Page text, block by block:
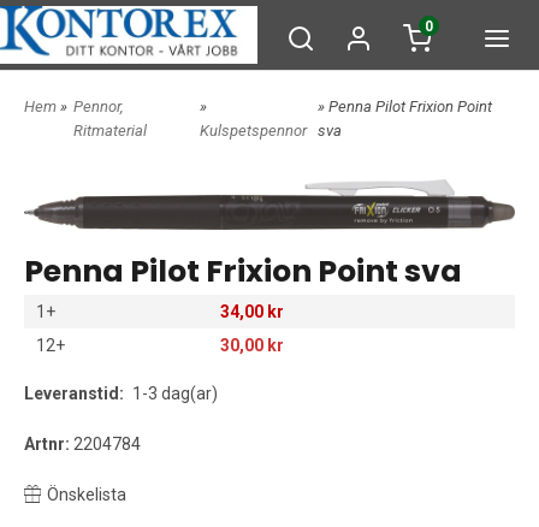
0
Hem » Pennor,
Ritmaterial
»
Kulspetspennor
» Penna Pilot Frixion Point
sva
Penna Pilot Frixion Point sva
1+
34,00 kr
12+
30,00 kr
Leveranstid: 1-3 dag(ar)
Artnr: 2204784
Önskelista